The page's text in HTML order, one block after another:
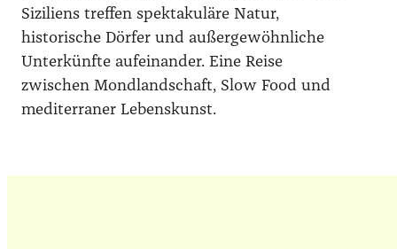
Siziliens treffen spektakuläre Natur,
historische Dörfer und außergewöhnliche
Unterkünfte aufeinander. Eine Reise
zwischen Mondlandschaft, Slow Food und
mediterraner Lebenskunst.